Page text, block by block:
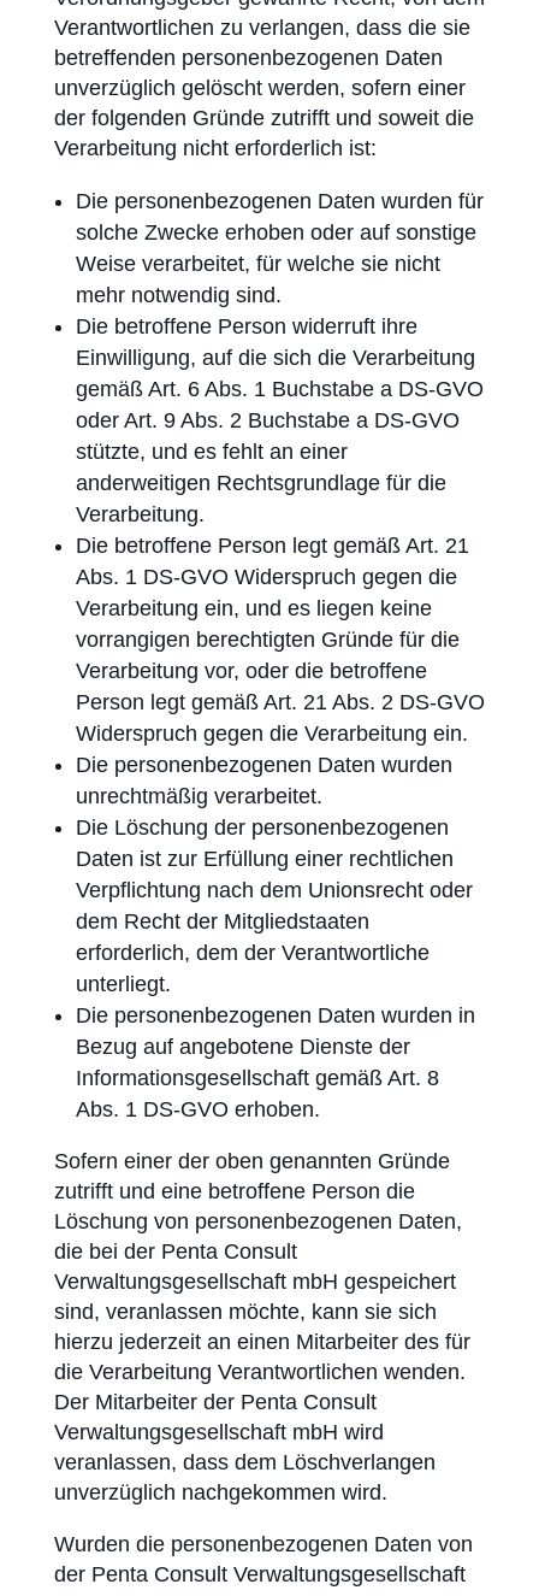
Verantwortlichen zu verlangen, dass die sie
betreffenden personen­bezogenen Daten
unverzüglich gelöscht werden, sofern einer
der folgenden Gründe zutrifft und soweit die
Verarbeitung nicht erforderlich ist:
Die personenbezogenen Daten wurden für
solche Zwecke erhoben oder auf sonstige
Weise verarbeitet, für welche sie nicht
mehr notwendig sind.
Die betroffene Person widerruft ihre
Einwilligung, auf die sich die Verarbeitung
gemäß Art. 6 Abs. 1 Buchstabe a DS-GVO
oder Art. 9 Abs. 2 Buchstabe a DS-GVO
stützte, und es fehlt an einer
anderweitigen Rechtsgrundlage für die
Verarbeitung.
Die betroffene Person legt gemäß Art. 21
Abs. 1 DS-GVO Widerspruch gegen die
Verarbeitung ein, und es liegen keine
vorrangigen berechtigten Gründe für die
Verarbeitung vor, oder die betroffene
Person legt gemäß Art. 21 Abs. 2 DS-GVO
Widerspruch gegen die Verarbeitung ein.
Die personenbezogenen Daten wurden
unrechtmäßig verarbeitet.
Die Löschung der personenbezogenen
Daten ist zur Erfüllung einer rechtlichen
Verpflichtung nach dem Unionsrecht oder
dem Recht der Mitglied­staaten
erforderlich, dem der Verantwortliche
unterliegt.
Die personenbezogenen Daten wurden in
Bezug auf angebotene Dienste der
Informationsgesellschaft gemäß Art. 8
Abs. 1 DS-GVO erhoben.
Sofern einer der oben genannten Gründe
zutrifft und eine betroffene Person die
Löschung von personenbezogenen Daten,
die bei der Penta Consult
Verwaltungsgesellschaft mbH gespeichert
sind, veranlassen möchte, kann sie sich
hierzu jederzeit an einen Mitarbeiter des für
die Verarbeitung Verantwortlichen wenden.
Der Mitarbeiter der Penta Consult
Verwaltungsgesellschaft mbH wird
veranlassen, dass dem Lösch­verlangen
unverzüglich nachgekommen wird.
Wurden die personenbezogenen Daten von
der Penta Consult Verwaltungsgesellschaft